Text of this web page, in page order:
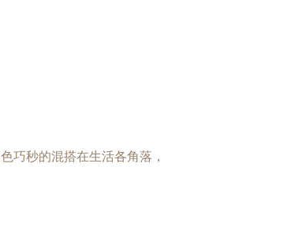
巧秒的混搭在生活各角落，